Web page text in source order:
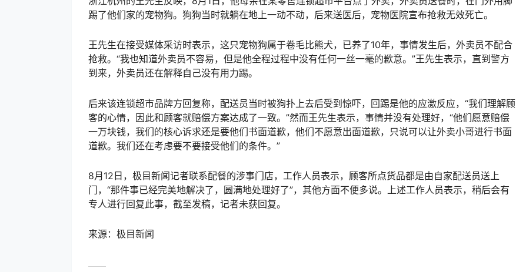
踢了他们家的宠物狗。狗狗当时就躺在地上一动不动，后来送医后，宠物医院宣布抢救无效死亡。
王先生在接受媒体采访时表示，这只宠物狗属于卷毛比熊犬，已养了10年，事情发生后，外卖员不配合
抢救。“我也知道外卖员不容易，但是他全程过程中没有任何一丝一毫的歉意。”王先生表示，直到警方
到来，外卖员还在解释自己没有用力踢。
后来该连锁超市品牌方回复称，配送员当时被狗扑上去后受到惊吓，回踢是他的应激反应，“我们理解顾
客的心情，因此和顾客就赔偿方案达成了一致。”然而王先生表示，事情并没有处理好，“他们愿意赔偿
一万块钱，我们的核心诉求还是要他们书面道歉，他们不愿意出面道歉，只说可以让外卖小哥进行书面
道歉。我们还在考虑要不要接受他们的条件。”
8月12日，极目新闻记者联系配餐的涉事门店，工作人员表示，顾客所点货品都是由自家配送员送上
门，“那件事已经完美地解决了，圆满地处理好了”，其他方面不便多说。上述工作人员表示，稍后会有
专人进行回复此事，截至发稿，记者未获回复。
来源：极目新闻